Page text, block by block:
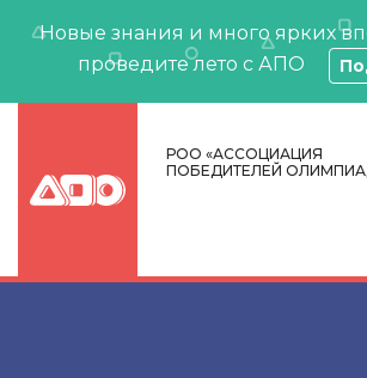
Новые знания и много ярких
проведите лето с АПО
РОО «АССОЦИАЦИЯ
ПОБЕДИТЕЛЕЙ